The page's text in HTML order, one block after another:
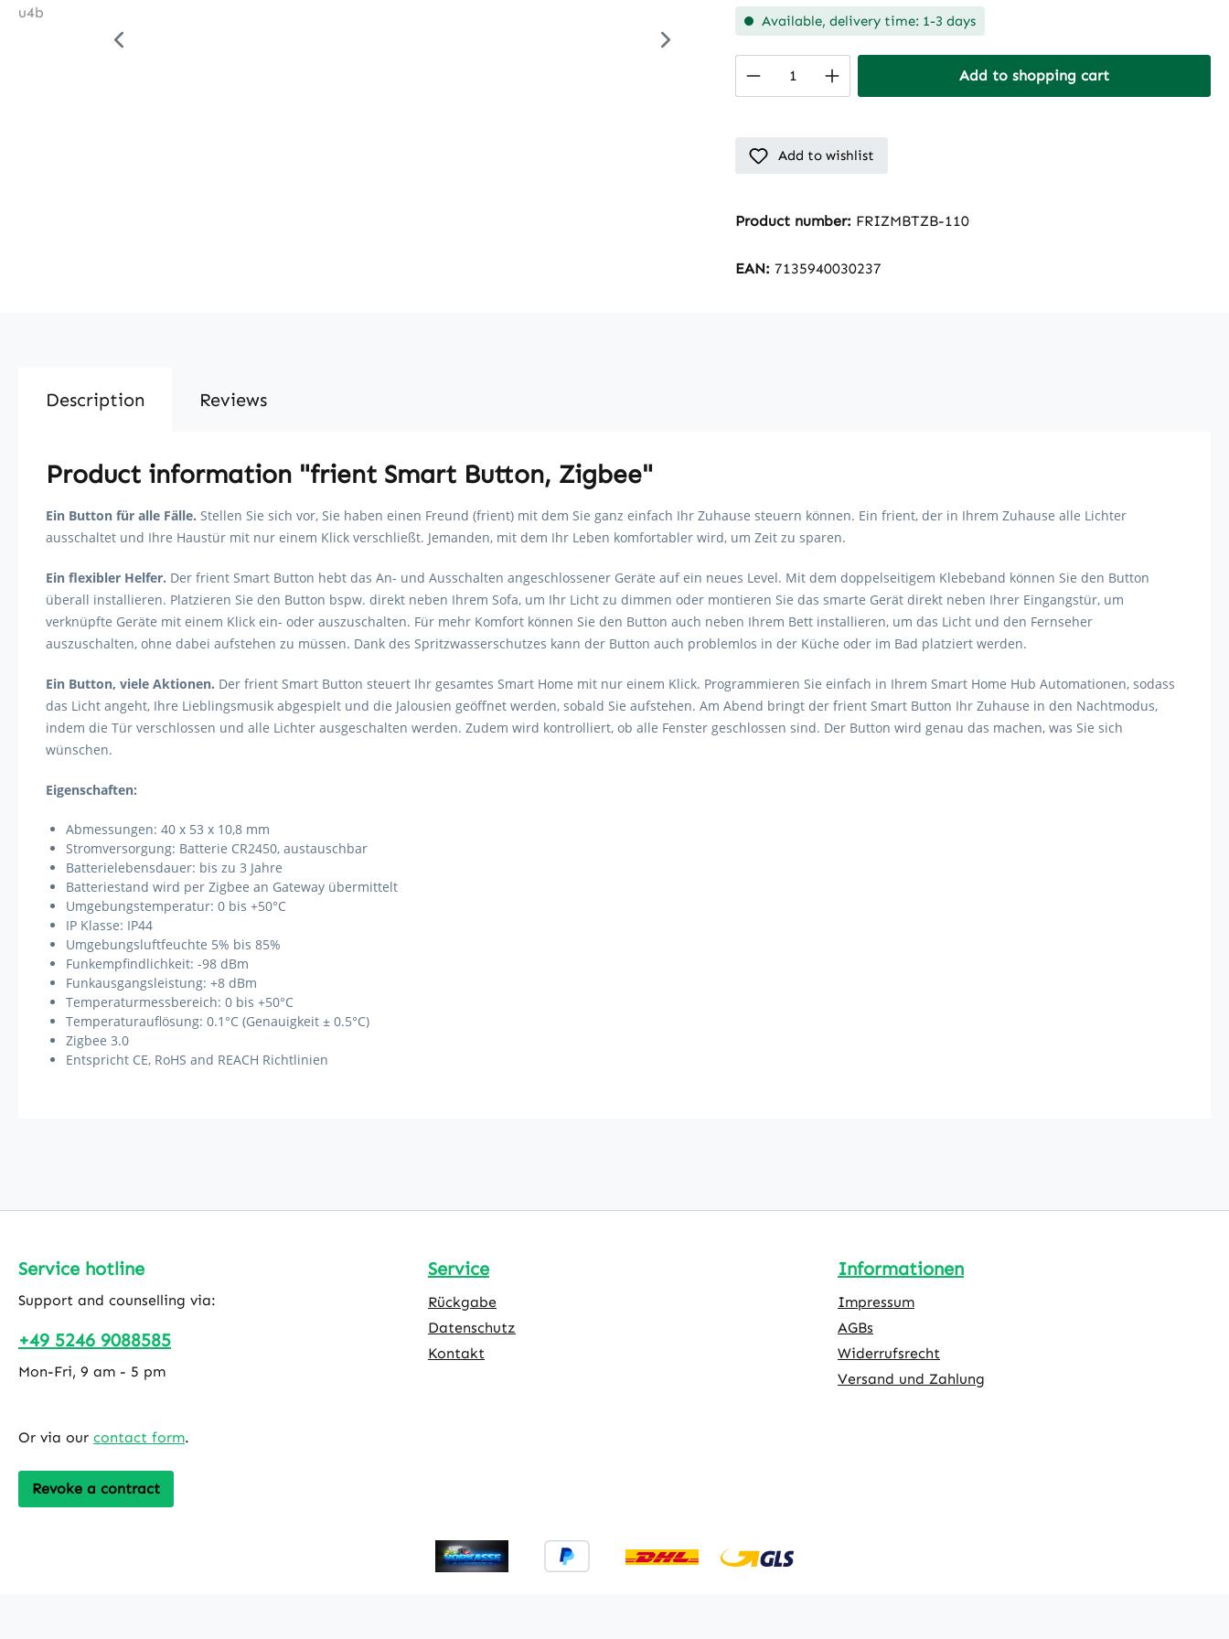
Available, delivery time: 1-3 days
Product Quantity: Enter the desired amount
Add to shopping cart
Add to wishlist
Product number: FRIZMBTZB-110
EAN: 7135940030237
Description Reviews
Product information "frient Smart Button, Zigbee"
Ein Button für alle Fälle. Stellen Sie sich vor, Sie haben einen Freund (frient) mit dem Sie ganz einfach Ihr Zuhause steuern können. Ein frient, der in Ihrem Zuhause alle Lichter
ausschaltet und Ihre Haustür mit nur einem Klick verschließt. Jemanden, mit dem Ihr Leben komfortabler wird, um Zeit zu sparen.
Ein flexibler Helfer. Der frient Smart Button hebt das An- und Ausschalten angeschlossener Geräte auf ein neues Level. Mit dem doppelseitigem Klebeband können Sie den Button
überall installieren. Platzieren Sie den Button bspw. direkt neben Ihrem Sofa, um Ihr Licht zu dimmen oder montieren Sie das smarte Gerät direkt neben Ihrer Eingangstür, um
verknüpfte Geräte mit einem Klick ein- oder auszuschalten. Für mehr Komfort können Sie den Button auch neben Ihrem Bett installieren, um das Licht und den Fernseher
auszuschalten, ohne dabei aufstehen zu müssen. Dank des Spritzwasserschutzes kann der Button auch problemlos in der Küche oder im Bad platziert werden.
Ein Button, viele Aktionen. Der frient Smart Button steuert Ihr gesamtes Smart Home mit nur einem Klick. Programmieren Sie einfach in Ihrem Smart Home Hub Automationen, sodass
das Licht angeht, Ihre Lieblingsmusik abgespielt und die Jalousien geöffnet werden, sobald Sie aufstehen. Am Abend bringt der frient Smart Button Ihr Zuhause in den Nachtmodus,
indem die Tür verschlossen und alle Lichter ausgeschalten werden. Zudem wird kontrolliert, ob alle Fenster geschlossen sind. Der Button wird genau das machen, was Sie sich
wünschen.
Eigenschaften:
Abmessungen: 40 x 53 x 10,8 mm
Stromversorgung: Batterie CR2450, austauschbar
Batterielebensdauer: bis zu 3 Jahre
Batteriestand wird per Zigbee an Gateway übermittelt
Umgebungstemperatur: 0 bis +50°C
IP Klasse: IP44
Umgebungsluftfeuchte 5% bis 85%
Funkempfindlichkeit: -98 dBm
Funkausgangsleistung: +8 dBm
Temperaturmessbereich: 0 bis +50°C
Temperaturauflösung: 0.1°C (Genauigkeit ± 0.5°C)
Zigbee 3.0
Entspricht CE, RoHS and REACH Richtlinien
Service hotline
Support and counselling via:
+49 5246 9088585
Mon-Fri, 9 am - 5 pm
Or via our contact form.
Revoke a contract
Service
Rückgabe
Datenschutz
Kontakt
Informationen
Impressum
AGBs
Widerrufsrecht
Versand und Zahlung